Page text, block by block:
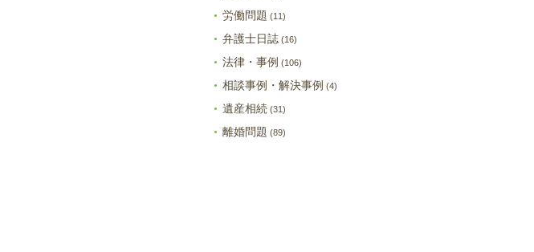
労働問題 (11)
弁護士日誌 (16)
法律・事例 (106)
相談事例・解決事例 (4)
遺産相続 (31)
離婚問題 (89)